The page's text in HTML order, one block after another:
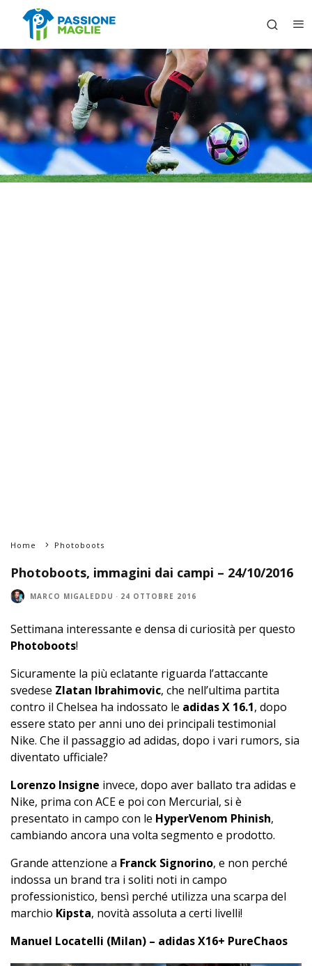
Home Photoboots
Photoboots, immagini dai campi – 24/10/2016
MARCO MIGALEDDU · 24 OTTOBRE 2016
Settimana interessante e densa di curiosità per questo
Photoboots!
Sicuramente la più eclatante riguarda l’attaccante
svedese Zlatan Ibrahimovic, che nell’ultima partita
contro il Chelsea ha indossato le adidas X 16.1, dopo
essere stato per anni uno dei principali testimonial
Nike. Che il passaggio ad adidas, dopo i vari rumors, sia
diventato ufficiale?
Lorenzo Insigne invece, dopo aver ballato tra adidas e
Nike, prima con ACE e poi con Mercurial, si è
presentato in campo con le HyperVenom Phinish,
cambiando ancora una volta segmento e prodotto.
Grande attenzione a Franck Signorino, e non perché
indossa un brand tra i soliti noti in campo
professionistico, bensì perché utilizza una scarpa del
marchio Kipsta, novità assoluta a certi livelli!
Manuel Locatelli (Milan) – adidas X16+ PureChaos